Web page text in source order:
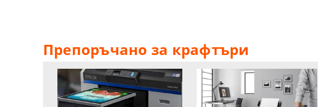
Препоръчано за крафтъри